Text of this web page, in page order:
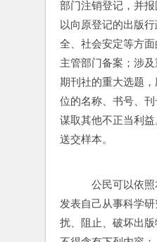
部门注销登记，并
以向原登记的出版
全、社会安定等方
主管部门备案；涉
期刊社的重大选题
位的名称、书号、
谋取其他不正当利
送交样本。
公民可以依照
发表自己从事科学
扰、阻止、破坏出